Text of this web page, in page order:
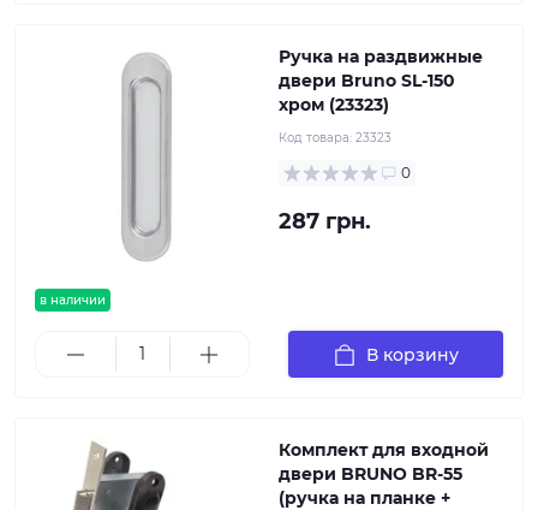
в наличии
Ручка на раздвижные
двери Bruno SL-150
хром (23323)
Код товара: 23323
0
287 грн.
В корзину
Комплект для входной
двери BRUNO BR-55
(ручка на планке +